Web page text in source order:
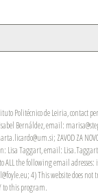
de Leiria, contact
Isabel Bernáldez, email:
ZAVOD ZA
Taggart, email:
the following email
4) This website does
to this program.